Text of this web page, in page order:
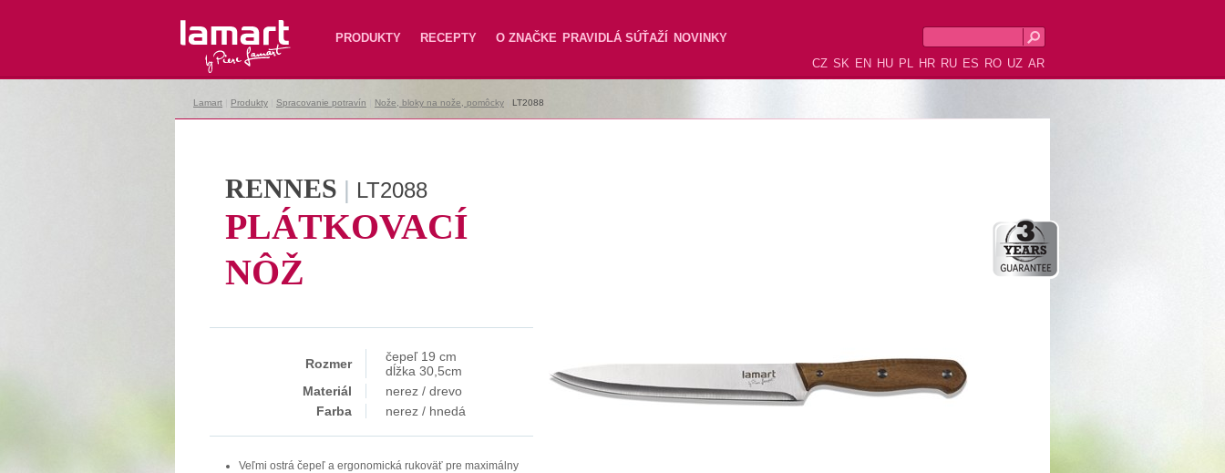
Lamart PRODUKTY RECEPTY O ZNAČKE PRAVIDLÁ SÚŤAŽÍ
NOVINKY
CZ SK EN HU PL HR RU ES RO UZ AR
Lamart Produkty Spracovanie potravín Nože, bloky na nože, pomôcky LT2088
RENNES | LT2088
PLÁTKOVACÍ
NÔŽ
Rozmer
čepeľ 19 cm
dĺžka 30,5cm
Materiál
nerez / drevo
Farba
nerez / hnedá
Veľmi ostrá čepeľ a ergonomická rukoväť pre maximálny